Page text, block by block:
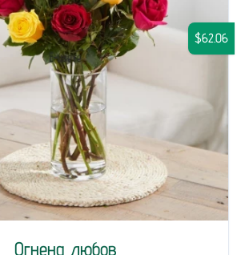
Огнена любов
$62.06